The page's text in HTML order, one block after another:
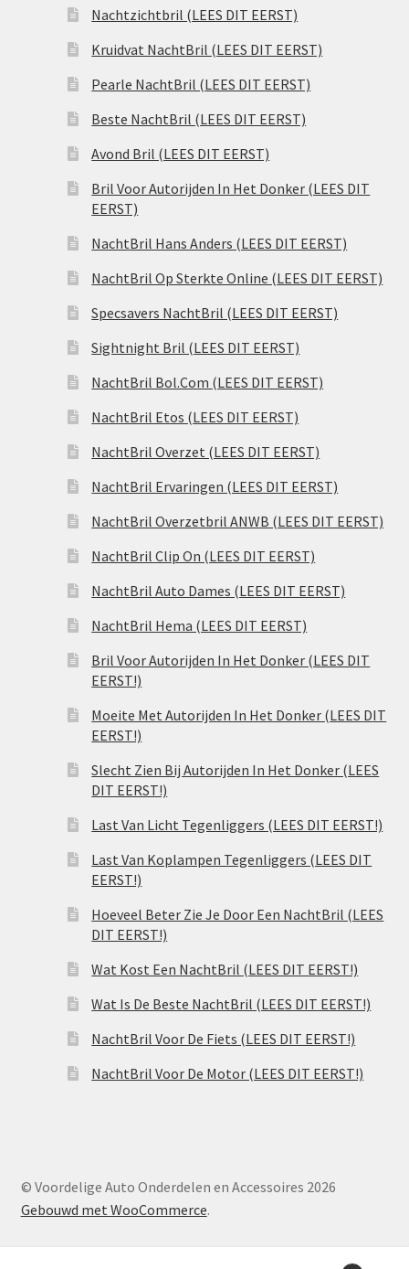
Nachtzichtbril (LEES DIT EERST)
Kruidvat NachtBril (LEES DIT EERST)
Pearle NachtBril (LEES DIT EERST)
Beste NachtBril (LEES DIT EERST)
Avond Bril (LEES DIT EERST)
Bril Voor Autorijden In Het Donker (LEES DIT
EERST)
NachtBril Hans Anders (LEES DIT EERST)
NachtBril Op Sterkte Online (LEES DIT EERST)
Specsavers NachtBril (LEES DIT EERST)
Sightnight Bril (LEES DIT EERST)
NachtBril Bol.Com (LEES DIT EERST)
NachtBril Etos (LEES DIT EERST)
NachtBril Overzet (LEES DIT EERST)
NachtBril Ervaringen (LEES DIT EERST)
NachtBril Overzetbril ANWB (LEES DIT EERST)
NachtBril Clip On (LEES DIT EERST)
NachtBril Auto Dames (LEES DIT EERST)
NachtBril Hema (LEES DIT EERST)
Bril Voor Autorijden In Het Donker (LEES DIT
EERST!)
Moeite Met Autorijden In Het Donker (LEES DIT
EERST!)
Slecht Zien Bij Autorijden In Het Donker (LEES
DIT EERST!)
Last Van Licht Tegenliggers (LEES DIT EERST!)
Last Van Koplampen Tegenliggers (LEES DIT
EERST!)
Hoeveel Beter Zie Je Door Een NachtBril (LEES
DIT EERST!)
Wat Kost Een NachtBril (LEES DIT EERST!)
Wat Is De Beste NachtBril (LEES DIT EERST!)
NachtBril Voor De Fiets (LEES DIT EERST!)
NachtBril Voor De Motor (LEES DIT EERST!)
© Voordelige Auto Onderdelen en Accessoires 2026
Gebouwd met WooCommerce.